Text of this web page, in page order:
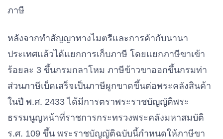
ภาษี
หลังจากทำสัญญาทางไมตรีและการค้ากับนานา
ประเทศแล้วได้แยกการเก็บภาษี โดยแยกภาษีขาเข้า
ร้อยละ 3 ขึ้นกรมกลาโหม ภาษีข้าวขาออกขึ้นกรมท่า
ส่วนภาษีเบ็ดเสร็จเป็นภาษีผูกขาดขึ้นต่อพระคลังสินค้า
ในปี พ.ศ. 2433 ได้มีการตราพระราชบัญญัติพระ
ธรรมนูญหน้าที่ราชการกระทรวงพระคลังมหาสมบัติ
ร.ศ. 109 ขึ้น พระราชบัญญัติฉบับนี้กำหนดให้ภาษีขา